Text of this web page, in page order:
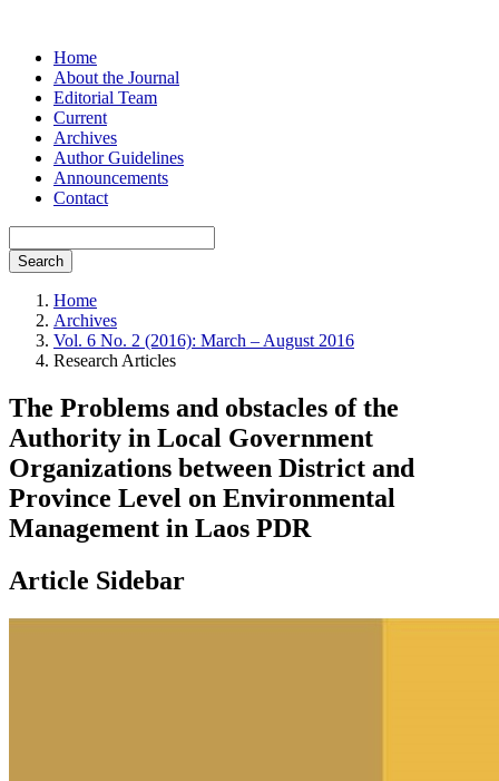
Home
About the Journal
Editorial Team
Current
Archives
Author Guidelines
Announcements
Contact
Search
Home
Archives
Vol. 6 No. 2 (2016): March – August 2016
Research Articles
The Problems and obstacles of the
Authority in Local Government
Organizations between District and
Province Level on Environmental
Management in Laos PDR
Article Sidebar